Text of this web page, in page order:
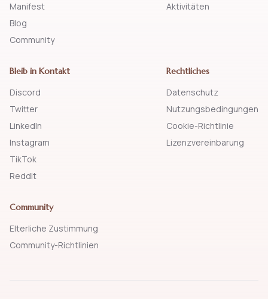
Manifest
Blog
Community
Aktivitäten
Bleib in Kontakt
Discord
Twitter
LinkedIn
Instagram
TikTok
Reddit
Rechtliches
Datenschutz
Nutzungsbedingungen
Cookie-Richtlinie
Lizenzvereinbarung
Community
Elterliche Zustimmung
Community-Richtlinien